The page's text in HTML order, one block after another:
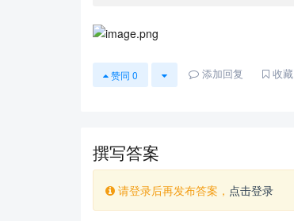
赞同 0 添加回复 收藏
撰写答案
请登录后再发布答案， 点击登录